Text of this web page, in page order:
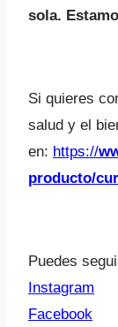
sola.
Si quieres
salud y el
en: https://
producto/
Puedes
Instagram
Facebook